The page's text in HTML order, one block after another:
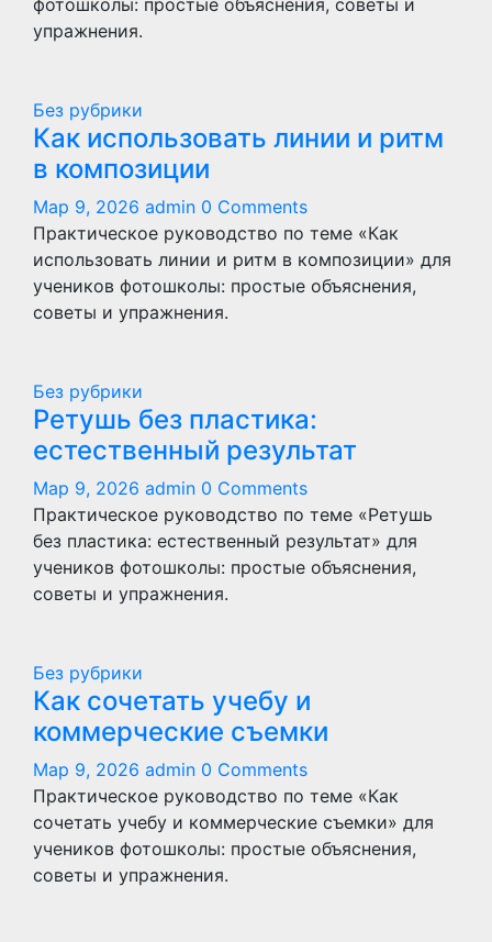
фотошколы: простые объяснения, советы и
упражнения.
Без рубрики
Как использовать линии и ритм
в композиции
Мар 9, 2026 admin 0 Comments
Практическое руководство по теме «Как
использовать линии и ритм в композиции» для
учеников фотошколы: простые объяснения,
советы и упражнения.
Без рубрики
Ретушь без пластика:
естественный результат
Мар 9, 2026 admin 0 Comments
Практическое руководство по теме «Ретушь
без пластика: естественный результат» для
учеников фотошколы: простые объяснения,
советы и упражнения.
Без рубрики
Как сочетать учебу и
коммерческие съемки
Мар 9, 2026 admin 0 Comments
Практическое руководство по теме «Как
сочетать учебу и коммерческие съемки» для
учеников фотошколы: простые объяснения,
советы и упражнения.